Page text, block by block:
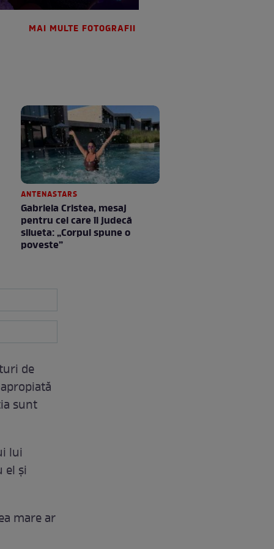
MAI MULTE FOTOGRAFII
ANTENASTARS
Gabriela Cristea, mesaj
pentru cei care îi judecă
silueta: „Corpul spune o
poveste”
de
sunt
lui
el și
mare ar